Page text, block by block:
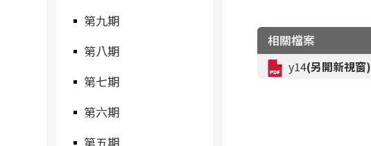
第九期
第八期
第七期
第六期
第五期
相關檔案
y14(另開新視窗)